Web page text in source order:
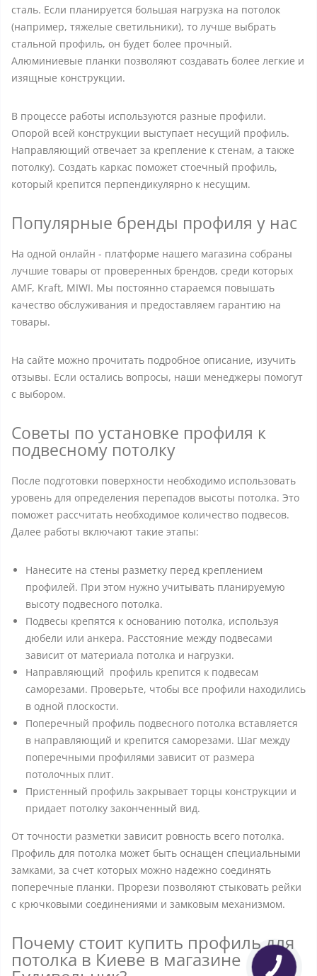
сталь. Если планируется большая нагрузка на потолок
(например, тяжелые светильники), то лучше выбрать
стальной профиль, он будет более прочный.
Алюминиевые планки позволяют создавать более легкие и
изящные конструкции.
В процессе работы используются разные профили.
Опорой всей конструкции выступает несущий профиль.
Направляющий отвечает за крепление к стенам, а также
потолку). Создать каркас поможет стоечный профиль,
который крепится перпендикулярно к несущим.
Популярные бренды профиля у нас
На одной онлайн - платформе нашего магазина собраны
лучшие товары от проверенных брендов, среди которых
AMF, Kraft, MIWI. Мы постоянно стараемся повышать
качество обслуживания и предоставляем гарантию на
товары.
На сайте можно прочитать подробное описание, изучить
отзывы. Если остались вопросы, наши менеджеры помогут
с выбором.
Советы по установке профиля к
подвесному потолку
После подготовки поверхности необходимо использовать
уровень для определения перепадов высоты потолка. Это
поможет рассчитать необходимое количество подвесов.
Далее работы включают такие этапы:
Нанесите на стены разметку перед креплением
профилей. При этом нужно учитывать планируемую
высоту подвесного потолка.
Подвесы крепятся к основанию потолка, используя
дюбели или анкера. Расстояние между подвесами
зависит от материала потолка и нагрузки.
Направляющий профиль крепится к подвесам
саморезами. Проверьте, чтобы все профили находились
в одной плоскости.
Поперечный профиль подвесного потолка вставляется
в направляющий и крепится саморезами. Шаг между
поперечными профилями зависит от размера
потолочных плит.
Пристенный профиль закрывает торцы конструкции и
придает потолку законченный вид.
От точности разметки зависит ровность всего потолка.
Профиль для потолка может быть оснащен специальными
замками, за счет которых можно надежно соединять
поперечные планки. Прорези позволяют стыковать рейки
с крючковыми соединениями и замковым механизмом.
Почему стоит купить профиль для
потолка в Киеве в магазине